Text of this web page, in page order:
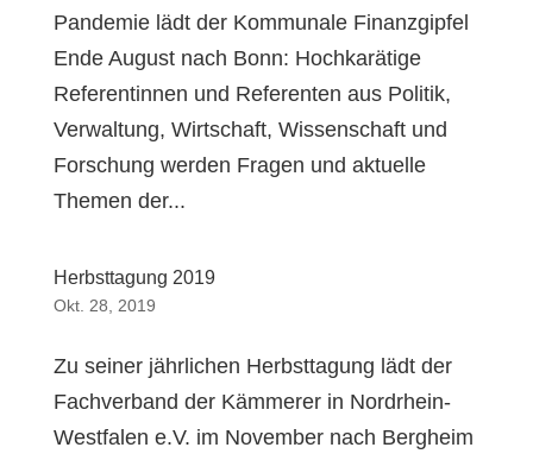
Pandemie lädt der Kommunale Finanzgipfel
Ende August nach Bonn: Hochkarätige
Referentinnen und Referenten aus Politik,
Verwaltung, Wirtschaft, Wissenschaft und
Forschung werden Fragen und aktuelle
Themen der...
Herbsttagung 2019
Okt. 28, 2019
Zu seiner jährlichen Herbsttagung lädt der
Fachverband der Kämmerer in Nordrhein-
Westfalen e.V. im November nach Bergheim